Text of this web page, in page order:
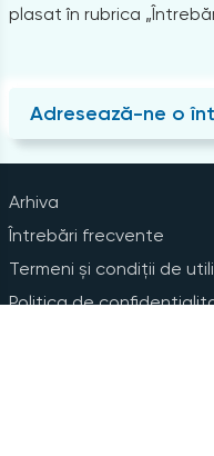
plasat în rubrica
Adresează-ne o
Arhiva
Întrebări frecvente
Termeni și condiții de
Politica de